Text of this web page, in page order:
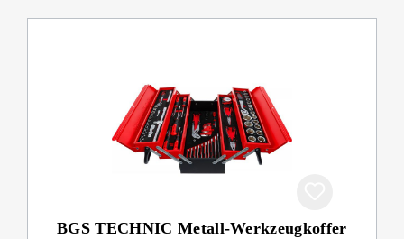
BGS TECHNIC Metall-Werkzeugkoffer